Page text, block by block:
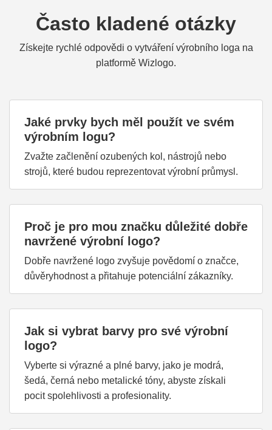
Často kladené otázky
Získejte rychlé odpovědi o vytváření výrobního loga na
platformě Wizlogo.
Jaké prvky bych měl použít ve svém
výrobním logu?
Zvažte začlenění ozubených kol, nástrojů nebo
strojů, které budou reprezentovat výrobní průmysl.
Proč je pro mou značku důležité dobře
navržené výrobní logo?
Dobře navržené logo zvyšuje povědomí o značce,
důvěryhodnost a přitahuje potenciální zákazníky.
Jak si vybrat barvy pro své výrobní
logo?
Vyberte si výrazné a plné barvy, jako je modrá,
šedá, černá nebo metalické tóny, abyste získali
pocit spolehlivosti a profesionality.